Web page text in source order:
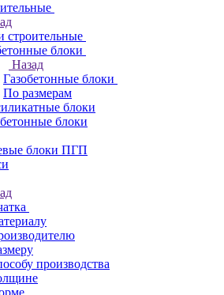
строительные
блоки
Назад
Газобетонные блоки
По размерам
блоки
блоки
блоки ПГП
производства